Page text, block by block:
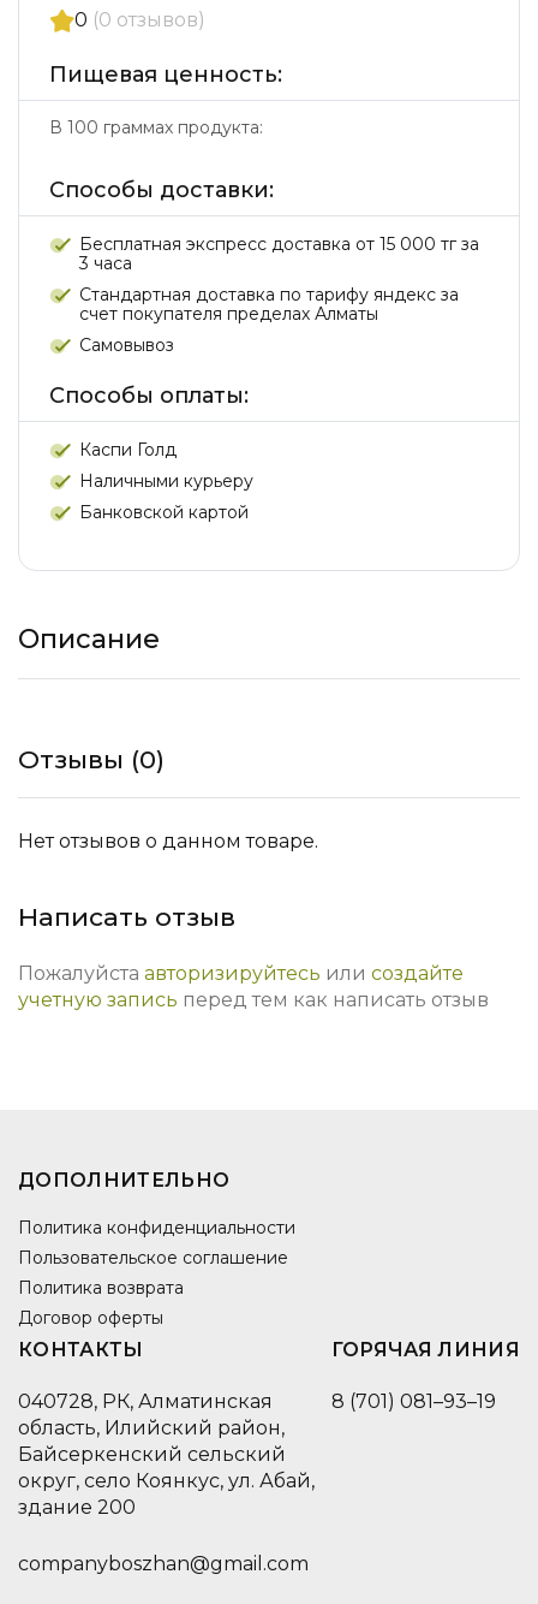
0 (0 отзывов)
Пищевая ценность:
В 100 граммах продукта:
Способы доставки:
Бесплатная экспресс доставка от 15 000 тг за
3 часа
Стандартная доставка по тарифу яндекс за
счет покупателя пределах Алматы
Самовывоз
Способы оплаты:
Каспи Голд
Наличными курьеру
Банковской картой
Описание
Отзывы (0)
Нет отзывов о данном товаре.
Написать отзыв
Пожалуйста авторизируйтесь или создайте
учетную запись перед тем как написать отзыв
ДОПОЛНИТЕЛЬНО
Политика конфиденциальности
Пользовательское соглашение
Политика возврата
Договор оферты
КОНТАКТЫ
040728, РК, Алматинская
область, Илийский район,
Байсеркенский сельский
округ, село Коянкус, ул. Абай,
здание 200
companyboszhan@gmail.com
ГОРЯЧАЯ ЛИНИЯ
8 (701) 081–93–19